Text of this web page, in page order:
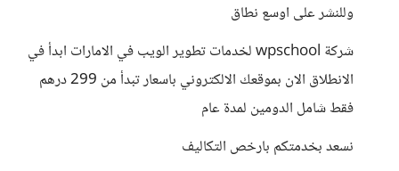
وللنشر على اوسع نطاق
شركة wpschool لخدمات تطوير الويب في الامارات ابدأ في
الانطلاق الان بموقعك الالكتروني باسعار تبدأ من 299 درهم
فقط شامل الدومين لمدة عام
نسعد بخدمتكم بارخص التكاليف